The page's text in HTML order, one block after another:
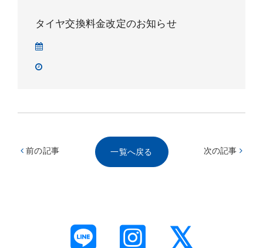
タイヤ交換料金改定のお知らせ
一覧へ戻る
前の記事 次の記事